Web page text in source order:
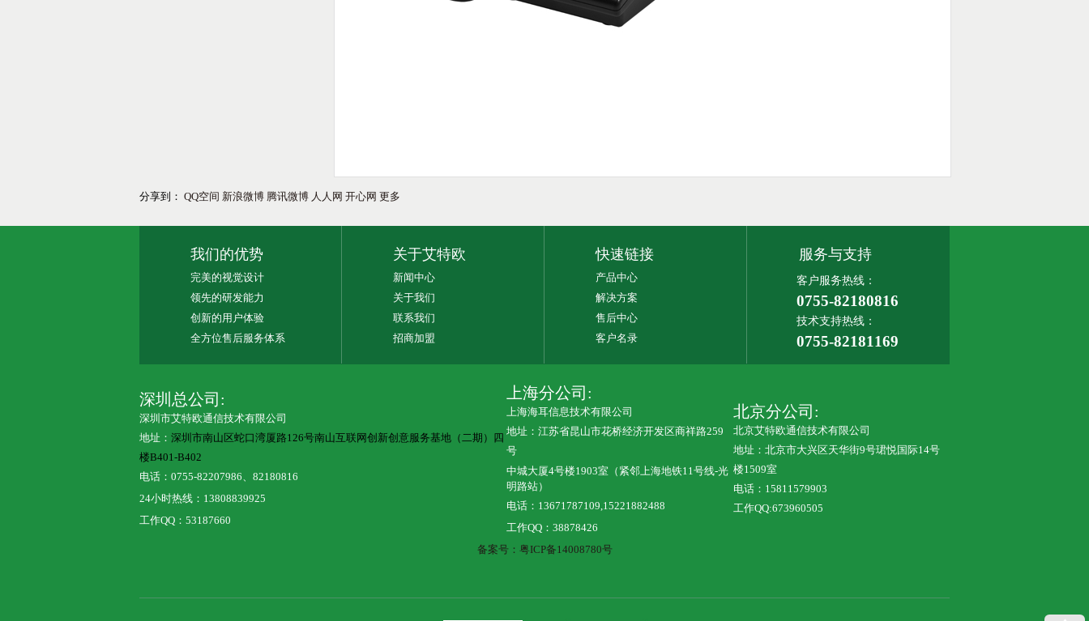
分享到： QQ空间 新浪微博 腾讯微博 人人网 开心网 更多
我们的优势
完美的视觉设计
领先的研发能力
创新的用户体验
全方位售后服务体系
关于艾特欧
新闻中心
关于我们
联系我们
招商加盟
快速链接
产品中心
解决方案
售后中心
客户名录
服务与支持
客户服务热线：
0755-82180816
技术支持热线：
0755-82181169
深圳总公司:
深圳市艾特欧通信技术有限公司
地址： 深圳市南山区蛇口湾厦路126号南山互联网创新创意服务基地（二期）四
楼B401-B402
电话：0755-82207986、82180816
24小时热线：13808839925
工作QQ：53187660
上海分公司:
上海海耳信息技术有限公司
地址：江苏省昆山市花桥经济开发区商祥路259
号
中城大厦4号楼1903室（紧邻上海地铁11号线-光
明路站）
电话：13671787109,15221882488
工作QQ：38878426
北京分公司:
北京艾特欧通信技术有限公司
地址：北京市大兴区天华街9号珺悦国际14号
楼1509室
电话：15811579903
工作QQ:673960505
备案号： 粤ICP备14008780号